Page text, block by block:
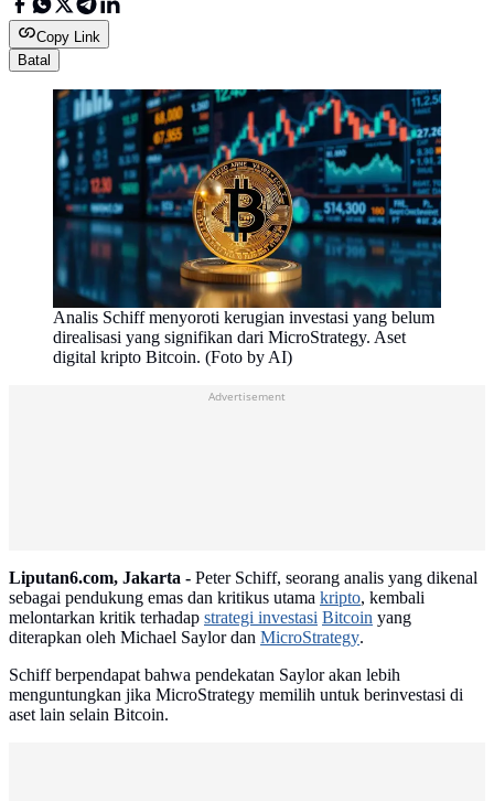
Copy Link
Batal
Analis Schiff menyoroti kerugian investasi yang belum
direalisasi yang signifikan dari MicroStrategy. Aset
digital kripto Bitcoin. (Foto by AI)
Advertisement
Liputan6.com, Jakarta - Peter Schiff, seorang analis yang dikenal
sebagai pendukung emas dan kritikus utama kripto, kembali
melontarkan kritik terhadap strategi investasi Bitcoin yang
diterapkan oleh Michael Saylor dan MicroStrategy.
Schiff berpendapat bahwa pendekatan Saylor akan lebih
menguntungkan jika MicroStrategy memilih untuk berinvestasi di
aset lain selain Bitcoin.